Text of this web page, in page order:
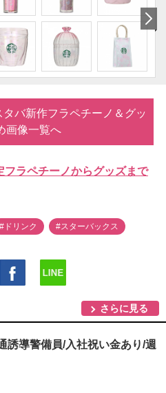
タバ新作フラペチーノ＆グッ
画像一覧へ
フラペチーノからグッズまで
#ドリンク #スターバックス
さらに見る
誘導警備員/入社祝い金あり/週